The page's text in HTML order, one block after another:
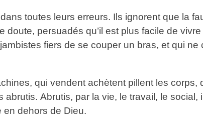
toutes leurs erreurs. Ils ignorent que la
persuadés qu’il est plus facile de
fiers de se couper un bras, et qui ne
qui vendent achètent pillent les corps,
Abrutis, par la vie, le travail, le
en dehors de Dieu.